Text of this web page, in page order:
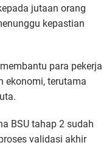
jutaan orang
kepastian
para pekerja
ekonomi, terutama
BSU tahap 2 sudah
validasi akhir